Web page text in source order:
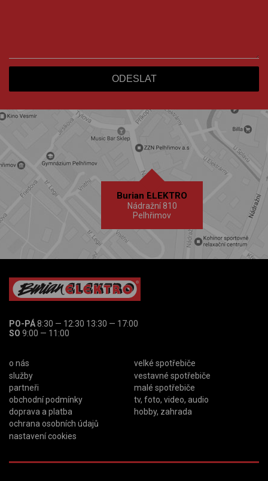
Burian ELEKTRO
Nádražní 810
Pelhřimov
PO-PÁ8:30 — 12:30 13:30 — 17:00
SO 9:00 — 11:00
o nás
služby
partneři
obchodní podmínky
doprava a platba
ochrana osobních údajů
nastavení cookies
velké spotřebiče
vestavné spotřebiče
malé spotřebiče
tv, foto, video, audio
hobby, zahrada